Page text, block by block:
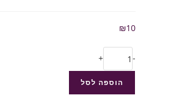
₪10
-
+
הוספה לסל